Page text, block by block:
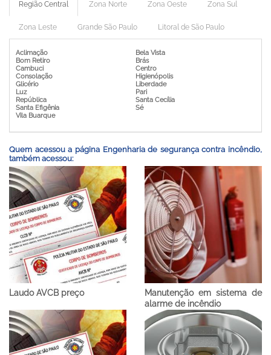
Região Central Zona Norte Zona Oeste Zona Sul
Zona Leste Grande São Paulo Litoral de São Paulo
Aclimação
Bela Vista
Bom Retiro
Brás
Cambuci
Centro
Consolação
Higienópolis
Glicério
Liberdade
Luz
Pari
República
Santa Cecília
Santa Efigênia
Sé
Vila Buarque
Quem acessou a página Engenharia de segurança contra incêndio,
também acessou:
Laudo AVCB preço
Manutenção em sistema de
alarme de incêndio